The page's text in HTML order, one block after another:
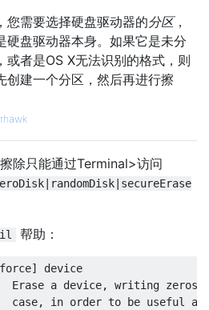
您需要选择硬盘驱动器的分区，
硬盘驱动器本身。如果它是未分
或者是OS X无法识别的格式，则
创建一个分区，然后再进行擦
除只能通过Terminal>访问
帮助：
device
Erase a device, writing zeros
case, in order to be useful